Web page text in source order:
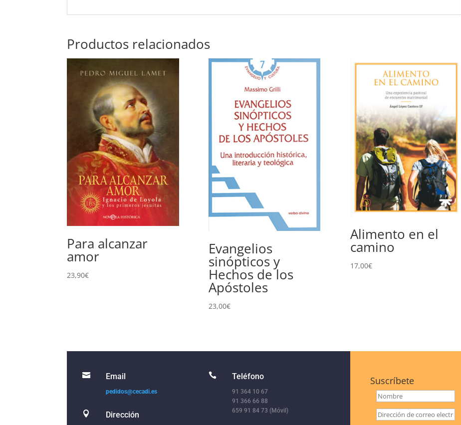
Productos relacionados
Para alcanzar
amor
23,90€
Evangelios
sinópticos y
Hechos de los
Apóstoles
23,00€
Alimento en el
camino
17,00€
 Email
pedidos@cecadi.es
 Dirección
 Teléfono
91 364 10 67
91 366 66 88
659 91 84 73 (Móvil)
Suscríbete